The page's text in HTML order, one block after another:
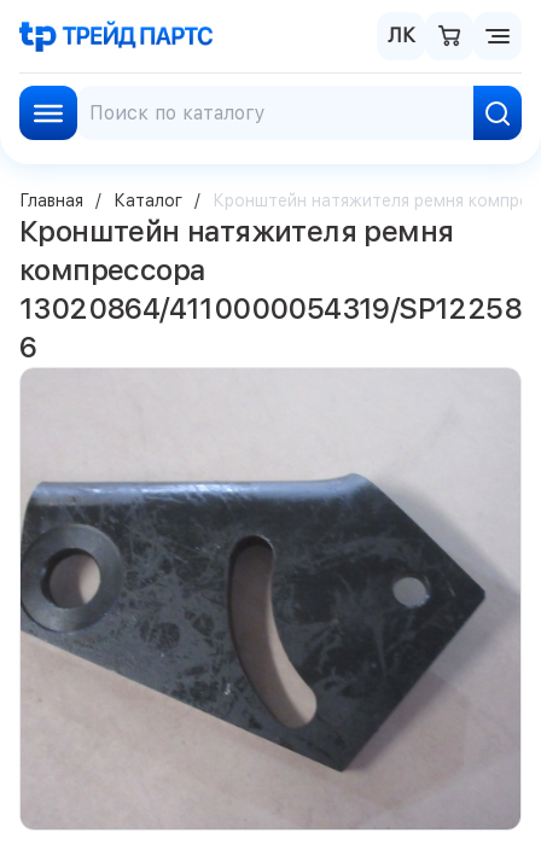
ЛК
Главная Каталог Кронштейн натяжителя ремня
Кронштейн натяжителя ремня
компрессора
13020864/4110000054319/SP12258
6